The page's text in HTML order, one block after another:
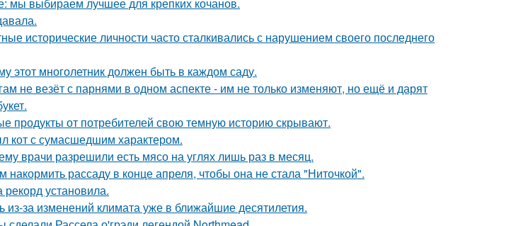
исторические личности часто сталкивались с нарушением своего последнего
этот многолетник должен быть в каждом саду.
не везёт с парнями в одном аспекте - им не только изменяют, но ещё и дарят
продукты от потребителей свою темную историю скрывают.
кот с сумасшедшим характером.
врачи разрешили есть мясо на углях лишь раз в месяц.
накормить рассаду в конце апреля, чтобы она не стала "Ниточкой".
установила.
из-за изменений климата уже в ближайшие десятилетия.